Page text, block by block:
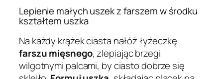
Lepienie małych uszek z farszem w środku
kształtem uszka
Na każdy krążek ciasta nałóż łyżeczkę
farszu mięsnego, zlepiając brzegi
wilgotnymi palcami, by ciasto dobrze się